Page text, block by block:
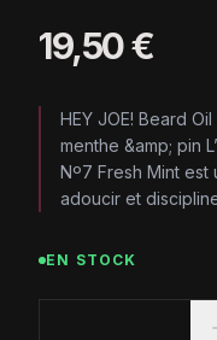
19,50 €
HEY JOE! Beard
menthe &amp; pin
Nº7 Fresh Mint est
adoucir et
EN STOCK